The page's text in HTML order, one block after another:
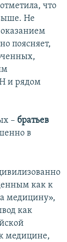
что
Не
поясняет,
и рядом
– братьев
в
как к
медицину»,
как
медицине,